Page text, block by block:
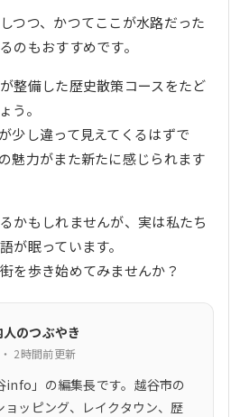
つつ、かつてここが水路だった
のもおすすめです。
整備した歴史散策コースをたど
う。
少し違って見えてくるはずで
魅力がまた新たに感じられます
かもしれませんが、実は私たち
が眠っています。
を歩き始めてみませんか？
のつぶやき
2時間前更新
info」の編集長です。越谷市の
ッピング、レイクタウン、歴